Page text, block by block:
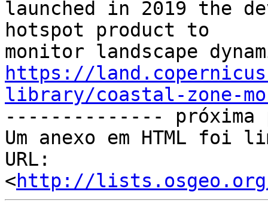
launched in 2019 the
hotspot product to
https://
library/coastal-zone-
--------------
Um anexo em HTML foi
URL:
<http://lists.osgeo.org/